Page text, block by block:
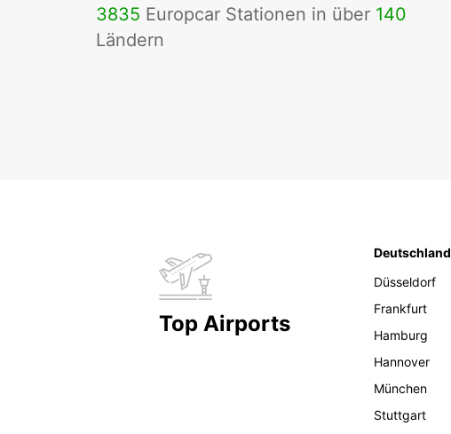
3835 Europcar Stationen in über 140
Ländern
Top Airports
Deutschland
Düsseldorf
Frankfurt
Hamburg
Hannover
München
Stuttgart